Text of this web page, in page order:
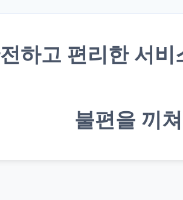
하고 편리한 서
불편을 끼